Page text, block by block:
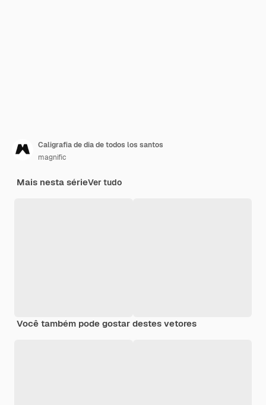
Caligrafia de dia de todos los santos
magnific
Mais nesta sérieVer tudo
Você também pode gostar destes vetores